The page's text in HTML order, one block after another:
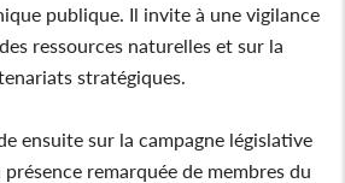
publique. Il invite à une vigilance
ressources naturelles et sur la
stratégiques.
ensuite sur la campagne législative
remarquée de membres du